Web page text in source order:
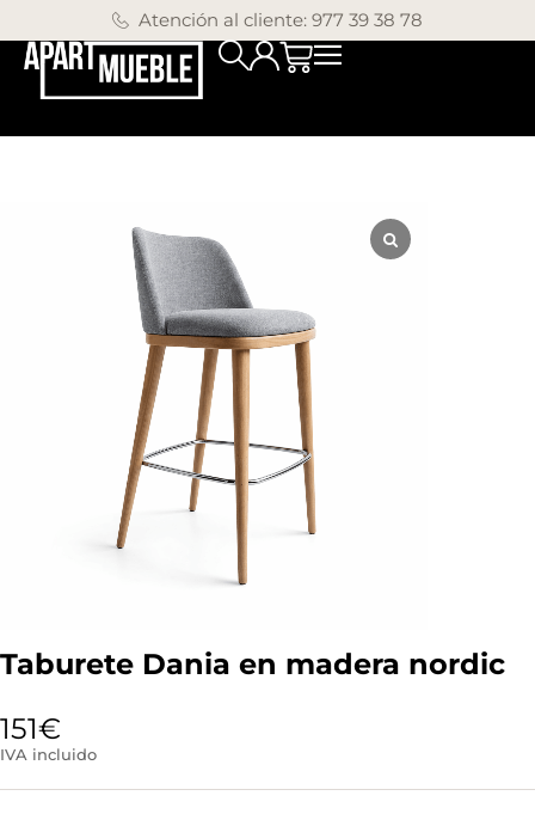
Atención al cliente: 977 39 38 78
Taburete Dania en madera nordic
151€
IVA incluido